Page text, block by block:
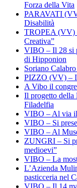
Forza della Vita
PARAVATI
Disabilità
TROPEA (VV)
Creativa”
VIBO – Il 28 si
di Hipponion
Soriano
PIZZO (VV) –
A Vibo il
Il progetto della
Filadelfia
VIBO – Al via il
VIBO – Si
VIBO – Al
ZUNGRI – Si
medioevi”
VIBO – La
L’Azienda
pasticceria nel
VIBO – Il 14